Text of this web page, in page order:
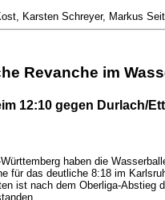
Karsten Schreyer, Markus
Revanche im
12:10 gegen Durlach/
haben die
das deutliche 8:18 im
ist nach dem Oberliga-